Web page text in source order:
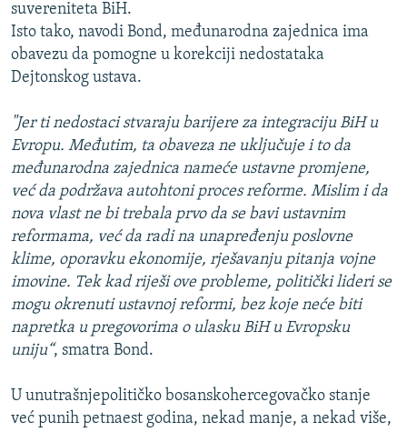
suvereniteta BiH.
Isto tako, navodi Bond, međunarodna zajednica ima
obavezu da pomogne u korekciji nedostataka
Dejtonskog ustava.
"Jer ti nedostaci stvaraju barijere za integraciju BiH u
Evropu. Međutim, ta obaveza ne uključuje i to da
međunarodna zajednica nameće ustavne promjene,
već da podržava autohtoni proces reforme. Mislim i da
nova vlast ne bi trebala prvo da se bavi ustavnim
reformama, već da radi na unapređenju poslovne
klime, oporavku ekonomije, rješavanju pitanja vojne
imovine. Tek kad riješi ove probleme, politički lideri se
mogu okrenuti ustavnoj reformi, bez koje neće biti
napretka u pregovorima o ulasku BiH u Evropsku
uniju“, smatra Bond.
U unutrašnjepolitičko bosanskohercegovačko stanje
već punih petnaest godina, nekad manje, a nekad više,